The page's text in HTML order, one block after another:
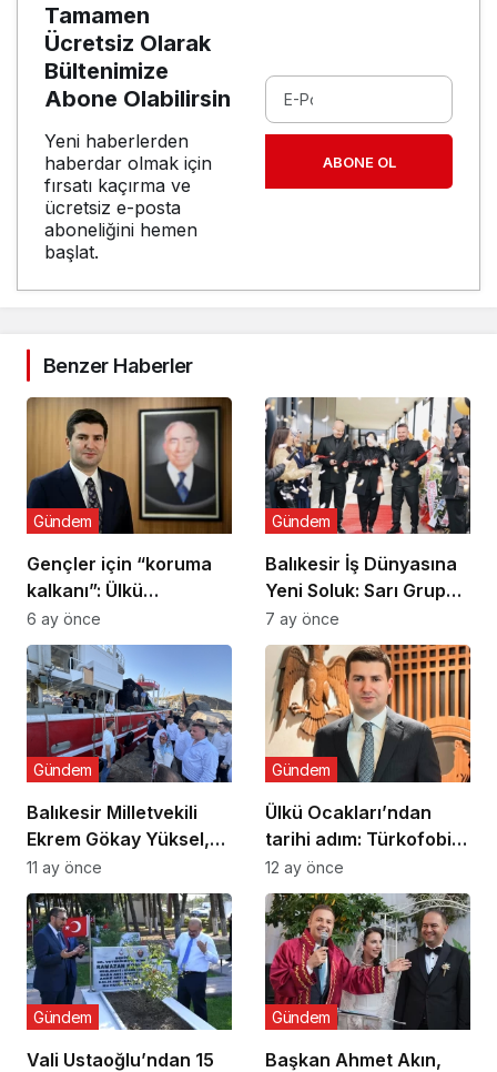
Tamamen
Ücretsiz Olarak
Bültenimize
Abone Olabilirsin
Yeni haberlerden
haberdar olmak için
fırsatı kaçırma ve
ücretsiz e-posta
aboneliğini hemen
başlat.
ABONE OL
Benzer Haberler
Gençler için “koruma
kalkanı”: Ülkü
Ocaklarından
uyuşturucu ve dijital
bağımlılığa karşı
seferberlik
Gündem
6 ay önce
Balıkesir İş Dünyasına
Yeni Soluk: Sarı Grup
Törenle Açıldı
Gündem
7 ay önce
Balıkesir Milletvekili
Ekrem Gökay Yüksel,
Erdek’te Balık Avı
Sezonunu “Vira
Bismillah” ile Açtı
Gündem
11 ay önce
Ülkü Ocakları’ndan
tarihi adım: Türkofobi
İzleme Merkezi
Gündem
12 ay önce
Vali Ustaoğlu’ndan 15
Gündem
Başkan Ahmet Akın,
Gündem